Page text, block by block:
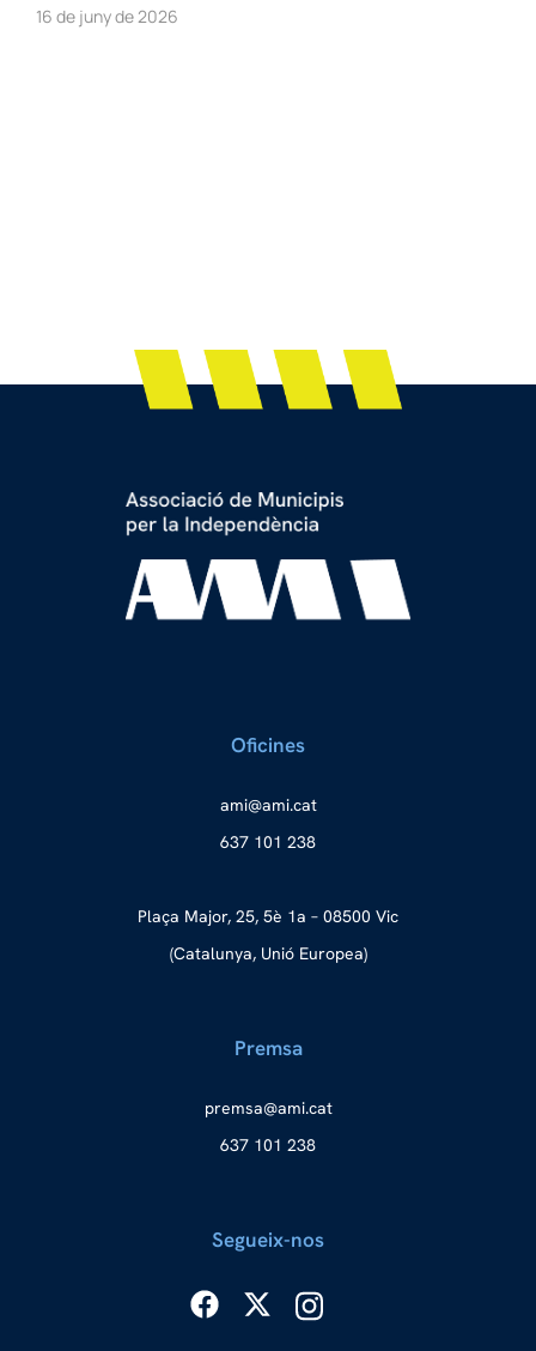
16 de juny de 2026
Oficines
tac.i
ma@im
a
637 101 238
Plaça Major, 25, 5è 1a – 08500 Vic
(Catalunya, Unió Europea)
Premsa
tac.i
ma@as
merp
637 101 238
Segueix-nos